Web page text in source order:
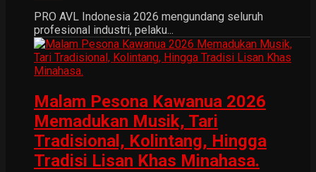
PRO AVL Indonesia 2026 mengundang seluruh
profesional industri, pelaku...
Malam Pesona Kawanua 2026
Memadukan Musik, Tari
Tradisional, Kolintang, Hingga
Tradisi Lisan Khas Minahasa.